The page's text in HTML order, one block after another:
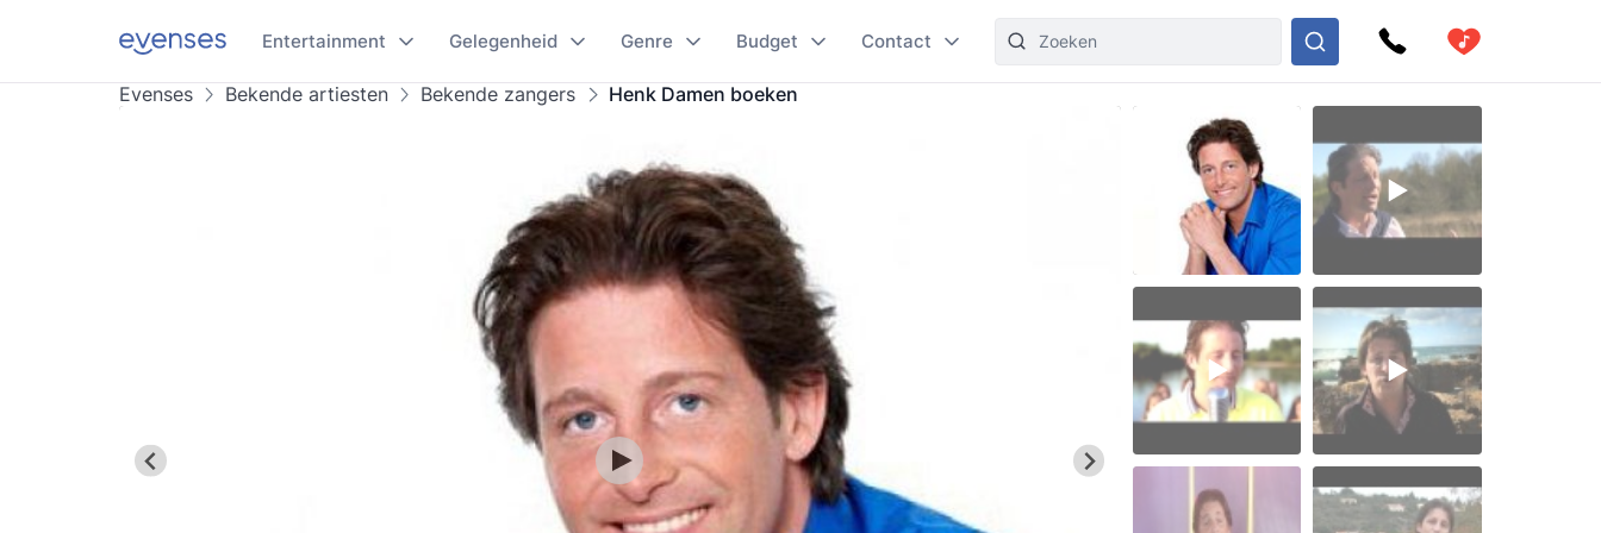
Entertainment Gelegenheid Genre Budget Contact
Evenses Bekende artiesten Bekende zangers Henk Damen boeken